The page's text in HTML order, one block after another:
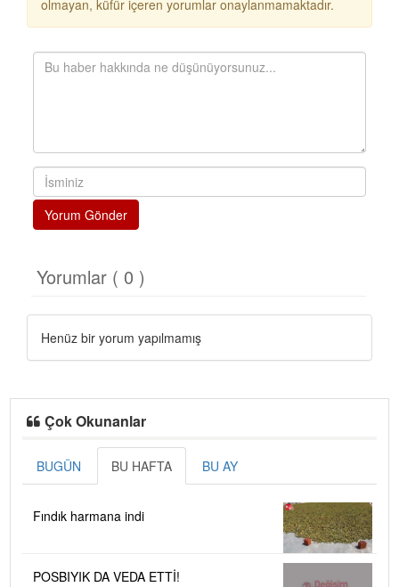
olmayan, küfür içeren yorumlar onaylanmamaktadır.
Yorum Gönder
Yorumlar ( 0 )
Henüz bir yorum yapılmamış
Çok Okunanlar
BUGÜN BU HAFTA BU AY
Fındık harmana indi
POSBIYIK DA VEDA ETTİ!